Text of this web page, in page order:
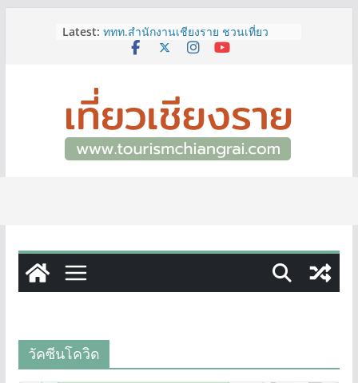
Latest: ททท.สำนักงานเชียงราย ชวนเที่ยว
เชียงรายหน้าฝน ให้ชุ่มฉ่ำหัวใจไปกับ
เลขสวย หมวด ขจ เปิดประมูลออนไลน์
แล้ววันนี้ เลขเด่น เลขมงคล ความหมาย
ดีมีให้เลือกหลากหลายทั้ง 301 หมายเลข
3 พิกัด ที่เที่ยวชมงานเทศกาลโล้ชิงช้า
ยกระดับตลาดสด 100 ปี สู่พิพิธภัณฑ์
ศิลปะมีชีวิต หนุนเศรษฐกิจสร้างสรรค์
วัคซีนโควิด